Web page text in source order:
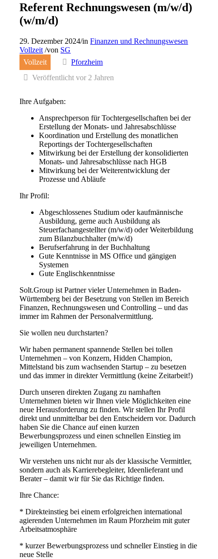
Referent Rechnungswesen (m/w/d)
(w/m/d)
29. Dezember 2024/inFinanzen und Rechnungswesen
Vollzeit /von SG
Vollzeit
Pforzheim
Veröffentlicht vor 2 Jahren
Ihre Aufgaben:
Ansprechperson für Tochtergesellschaften bei der
Erstellung der Monats- und Jahresabschlüsse
Koordination und Erstellung des monatlichen
Reportings der Tochtergesellschaften
Mitwirkung bei der Erstellung der konsolidierten
Monats- und Jahresabschlüsse nach HGB
Mitwirkung bei der Weiterentwicklung der
Prozesse und Abläufe
Ihr Profil:
Abgeschlossenes Studium oder kaufmännische
Ausbildung, gerne auch Ausbildung als
Steuerfachangestellter (m/w/d) oder Weiterbildung
zum Bilanzbuchhalter (m/w/d)
Berufserfahrung in der Buchhaltung
Gute Kenntnisse in MS Office und gängigen
Systemen
Gute Englischkenntnisse
Solt.Group ist Partner vieler Unternehmen in Baden-
Württemberg bei der Besetzung von Stellen im Bereich
Finanzen, Rechnungswesen und Controlling – und das
immer im Rahmen der Personalvermittlung.
Sie wollen neu durchstarten?
Wir haben permanent spannende Stellen bei tollen
Unternehmen – von Konzern, Hidden Champion,
Mittelstand bis zum wachsenden Startup – zu besetzen
und das immer in direkter Vermittlung (keine Zeitarbeit!)
Durch unseren direkten Zugang zu namhaften
Unternehmen bieten wir Ihnen viele Möglichkeiten eine
neue Herausforderung zu finden. Wir stellen Ihr Profil
direkt und unmittelbar bei den Entscheidern vor. Dadurch
haben Sie die Chance auf einen kurzen
Bewerbungsprozess und einen schnellen Einstieg im
jeweiligen Unternehmen.
Wir verstehen uns nicht nur als der klassische Vermittler,
sondern auch als Karrierebegleiter, Ideenlieferant und
Berater – damit wir für Sie das Richtige finden.
Ihre Chance:
* Direkteinstieg bei einem erfolgreichen international
agierenden Unternehmen im Raum Pforzheim mit guter
Arbeitsatmosphäre
* kurzer Bewerbungsprozess und schneller Einstieg in die
neue Stelle